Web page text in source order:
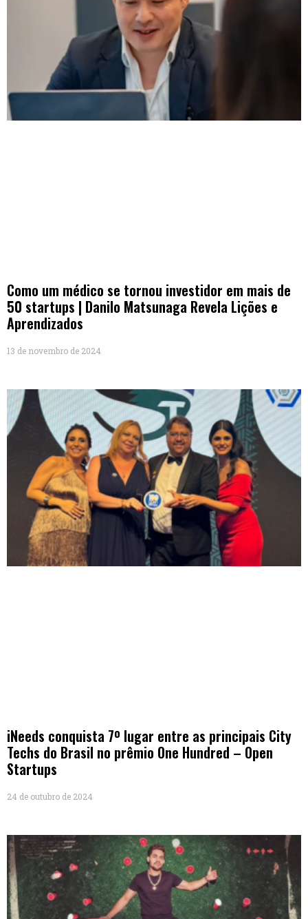
Como um médico se tornou investidor em mais de
50 startups | Danilo Matsunaga Revela Lições e
Aprendizados
13 de novembro de 2024
iNeeds conquista 7º lugar entre as principais City
Techs do Brasil no prêmio One Hundred – Open
Startups
24 de outubro de 2024